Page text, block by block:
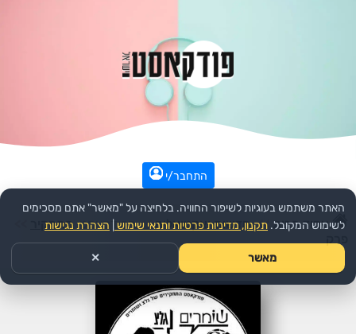
התחבר/י
עמוד הבית >> חדשות ואקטואליה >>הפודקאסט: התחקיר
האתר משתמש בעוגיות לשיפור החוויה. בלחיצה על "מאשר" אתם מסכימים
לשימוש המקובל. תקנון, מדיניות פרטיות ותנאי שימוש הצהרת נגישות
מאשר ✕